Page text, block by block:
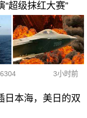
超级抹红大赛”
6304 3小时前
日本海，美日的双